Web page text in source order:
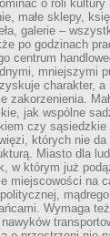
o roli kultury
małe sklepy,
galerie –
po godzinach
centrum
mniejszymi
charakter,
zakorzenienia.
jak wspólne
czy
których nie
Miasto dla
w którym już
miejscowości na
Wymaga